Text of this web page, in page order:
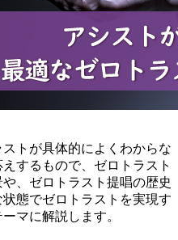
トが具体的によくわからな
するもので、ゼロトラスト
、ゼロトラスト提唱の歴史
態でゼロトラストを実現す
マに解説します。